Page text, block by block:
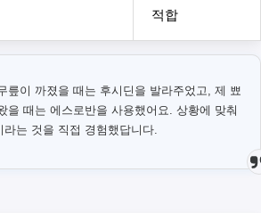
적합
릎이 까졌을 때는 후시딘을 발라주었고, 제 뾰
을 때는 에스로반을 사용했어요. 상황에 맞춰
는 것을 직접 경험했답니다.